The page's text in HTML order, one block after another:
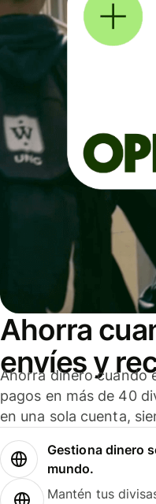
Ahorra
envíes y
Ahorra dinero cuando
pagos en más de 40
en una sola cuenta,
Gestiona dinero
mundo.
Mantén tus